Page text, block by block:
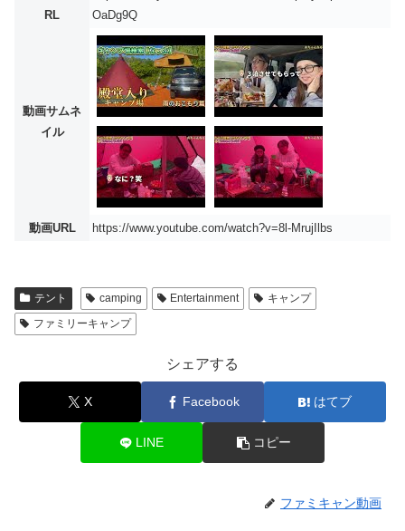
RL
OaDg9Q
動画サムネ
イル
動画URL https://www.youtube.com/watch?v=8l-MrujIlbs
テント camping Entertainment
キャンプ
ファミリーキャンプ
シェアする
X Facebook はてブ
LINE コピー
ファミキャン動画